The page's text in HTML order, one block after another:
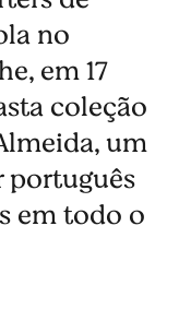
no
em 17
coleção
um
em todo o